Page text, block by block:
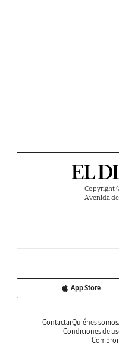
Copyright
Avenida de
App Store
ContactarQuiénes somos
Condiciones de